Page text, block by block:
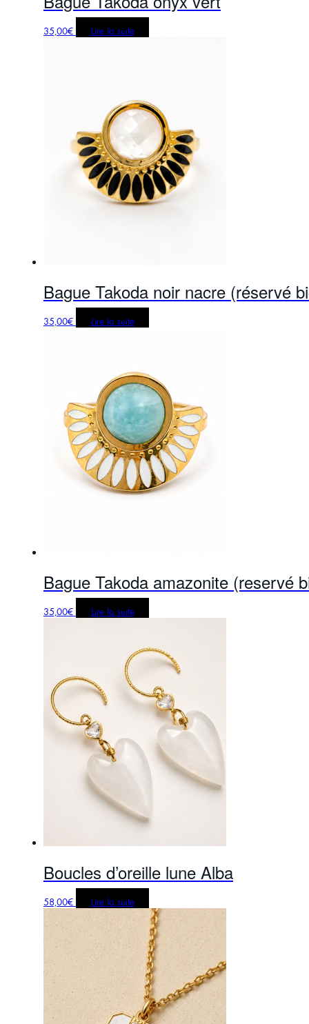
35,00€ Lire la suite
Bague Takoda noir nacre (réservé
35,00€ Lire la suite
Bague Takoda amazonite (reservé
35,00€ Lire la suite
Boucles d’oreille lune Alba
58,00€ Lire la suite